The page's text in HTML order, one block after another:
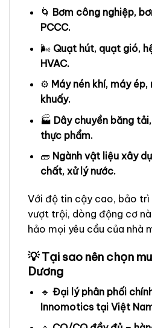
🌀 Bơm công nghiệp,
PCCC.
🌬️ Quạt hút, quạt gió,
HVAC.
⚙️ Máy nén khí, máy
khuấy.
🏭 Dây chuyền băng
thực phẩm.
🧱 Ngành vật liệu xây
chất, xử lý nước.
Với độ tin cậy cao, bảo trì
vượt trội, dòng động cơ
hảo mọi yêu cầu của nhà
💡 Tại sao nên chọn
Dương
🔹 Đại lý phân phối
Innomotics tại Việt